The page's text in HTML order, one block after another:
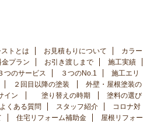
トとは お見積もりについて
カラー
金プラン お引き渡しまで
施工実績
つのサービス ３つのNo.1
施工エリ
２回目以降の塗装
外壁・屋根塗装の
イン 塗り替えの時期
塗料の選び
よくある質問 スタッフ紹介
コロナ対
住宅リフォーム補助金
屋根リフォー